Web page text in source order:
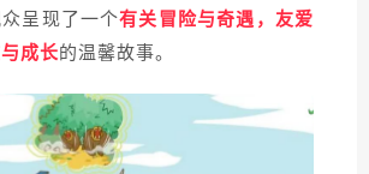
呈现了一个有关冒险与奇遇，友爱
成长的温馨故事。